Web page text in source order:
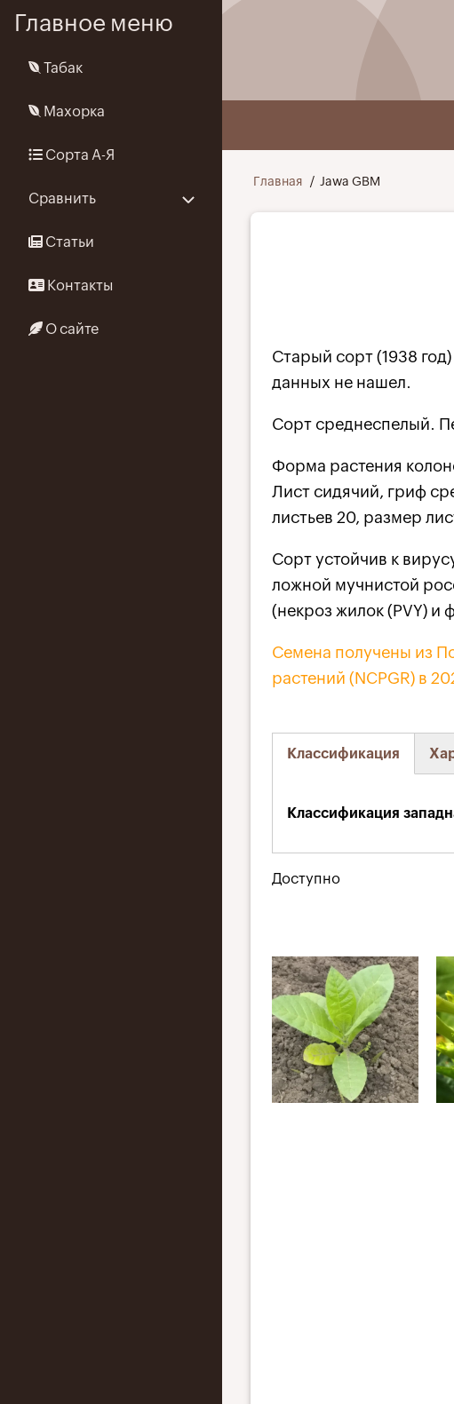
Перейти
содержанию
Главное меню
Табак
Махорка
Сорта А-Я
Сравнить
Статьи
Контакты
О сайте
Строка
навигации
Главная Jawa GBM
Старый сорт (1938
данных не нашел.
Сорт среднеспелый.
Форма растения
Лист сидячий, гриф
листьев 20, размер
Сорт устойчив к
ложной мучнистой
(некроз жилок (PVY) и
Семена получены из
растений (NCPGR) в
Классификация
Классификация
Доступно